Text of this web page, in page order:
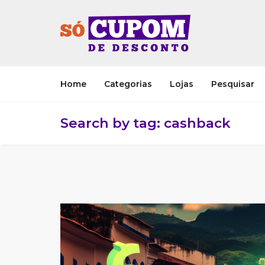
Home Categorias Lojas Pesquisar
Search by tag: cashback